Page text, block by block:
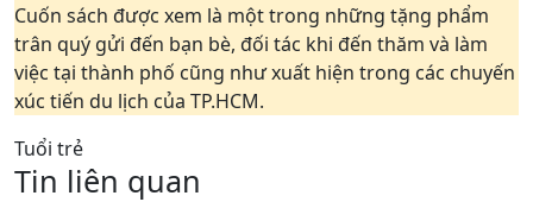
Cuốn sách được xem là một trong những tặng phẩm
trân quý gửi đến bạn bè, đối tác khi đến thăm và làm
việc tại thành phố cũng như xuất hiện trong các chuyến
xúc tiến du lịch của TP.HCM.
Tuổi trẻ
Tin liên quan